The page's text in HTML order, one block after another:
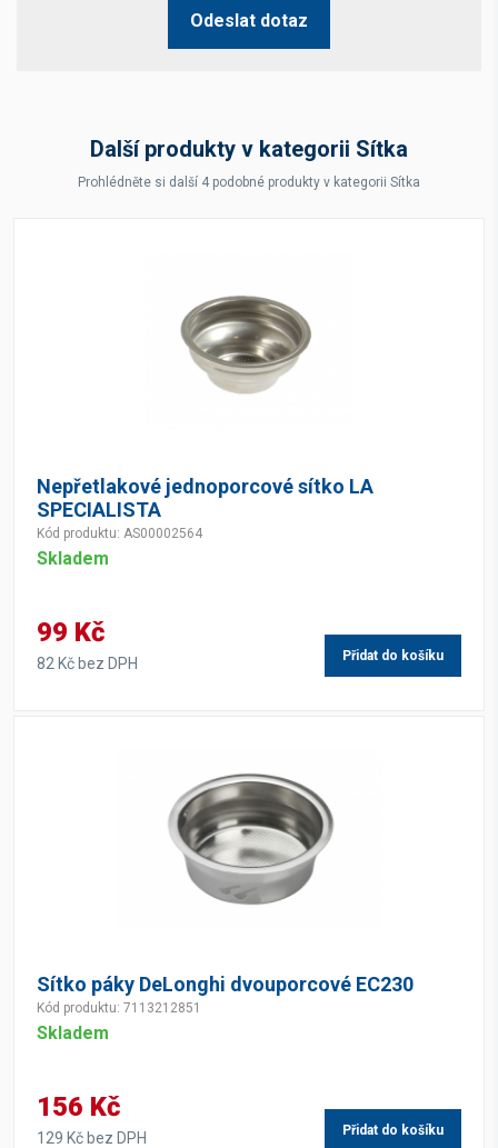
Odeslat dotaz
Další produkty v kategorii Sítka
Prohlédněte si další 4 podobné produkty v kategorii Sítka
Nepřetlakové jednoporcové sítko LA
SPECIALISTA
Kód produktu: AS00002564
Skladem
99 Kč
82 Kč bez DPH Přidat do košíku
Sítko páky DeLonghi dvouporcové EC230
Kód produktu: 7113212851
Skladem
156 Kč
129 Kč bez DPH Přidat do košíku